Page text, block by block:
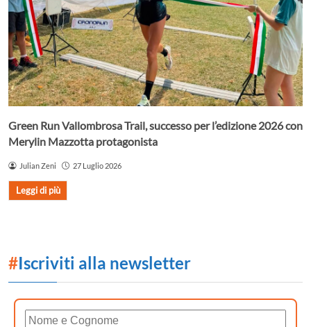
Green Run Vallombrosa Trail, successo per l’edizione 2026 con
Merylin Mazzotta protagonista
Julian Zeni 27 Luglio 2026
Leggi di più
#Iscriviti alla newsletter